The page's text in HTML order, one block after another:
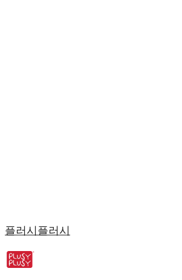
플러시플러시